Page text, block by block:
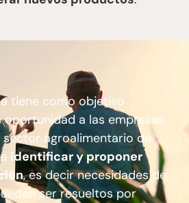
tiene como objetivo
oportunidad a las empresas
agroalimentario de
identificar y proponer
, es decir necesidades de
ser resueltos por